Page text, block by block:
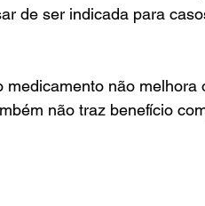
de ser indicada para
não
não traz benefício